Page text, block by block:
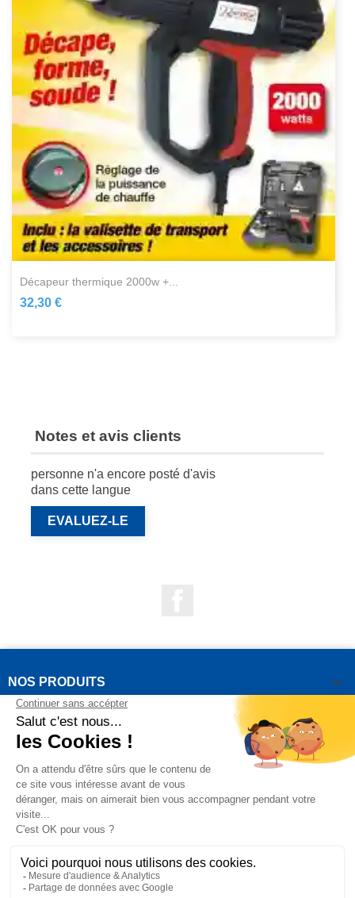
décapeur thermique 2000w +...
32,30 €
Notes et avis clients
personne n'a encore posté d'avis
dans cette langue
EVALUEZ-LE
NOS PRODUITS 
NOTRE SOCIÉTÉ

INFORMATIONS DE LA BOUTIQUE
QUESTIONS FRÉQUEMMENT POSÉES
Copyright OUTIROR © 2021